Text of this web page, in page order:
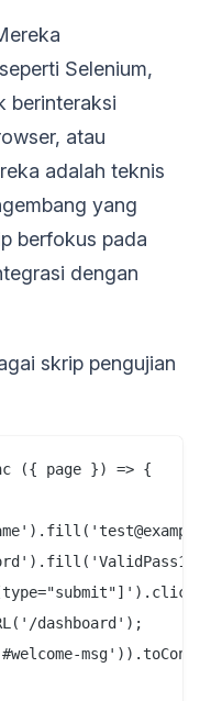
Selenium,
berinteraksi
atau
adalah teknis
yang
berfokus pada
dengan
skrip pengujian
({ page }) => {
dashboard');